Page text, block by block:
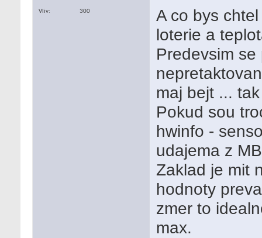
Vliv 300
A co bys
loterie a
Predevsim
maj bejt ...
Pokud sou
hwinfo -
udajema z
Zaklad je mit
hodnoty
zmer to
max.